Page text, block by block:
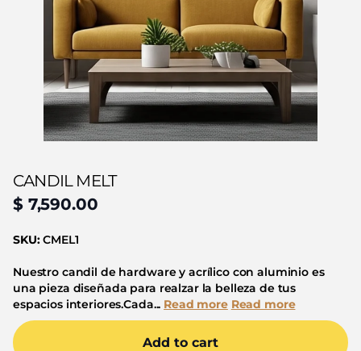
CANDIL MELT
$ 7,590.00
SKU:CMEL1
Nuestro candil de hardware y acrílico con aluminio es
una pieza diseñada para realzar la belleza de tus
espacios interiores.Cada... Read more Read more
Add to cart